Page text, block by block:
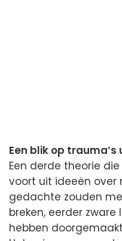
Een blik op
Een derde theorie
voort uit ideeën over
gedachte zouden
breken, eerder
hebben